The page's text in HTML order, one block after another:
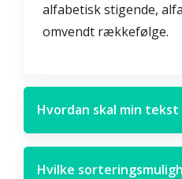
alfabetisk stigende,
omvendt rækkefølge.
Hvordan skal min
Hvilke